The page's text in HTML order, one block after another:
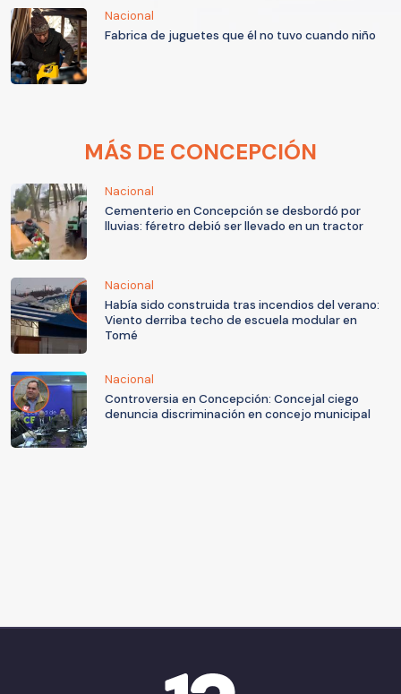
Nacional
Fabrica de juguetes que él no tuvo cuando niño
MÁS DE CONCEPCIÓN
Nacional
Cementerio en Concepción se desbordó por
lluvias: féretro debió ser llevado en un tractor
Nacional
Había sido construida tras incendios del verano:
Viento derriba techo de escuela modular en
Tomé
Nacional
Controversia en Concepción: Concejal ciego
denuncia discriminación en concejo municipal